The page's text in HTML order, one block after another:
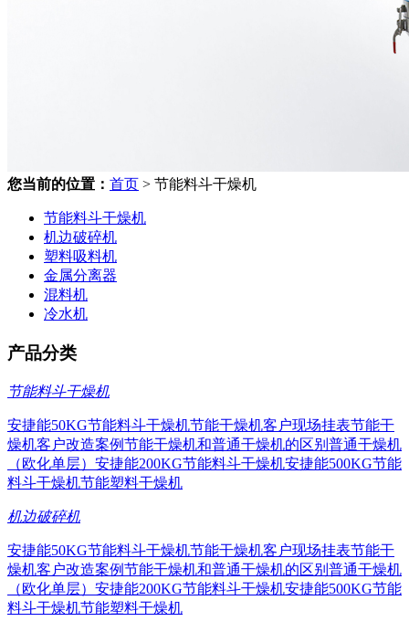
您当前的位置： 首页 > 节能料斗干燥机
节能料斗干燥机
机边破碎机
塑料吸料机
金属分离器
混料机
冷水机
产品分类
节能料斗干燥机
安捷能50KG节能料斗干燥机节能干燥机客户现场挂表节能干
燥机客户改造案例节能干燥机和普通干燥机的区别 普通干燥机
（欧化单层） 安捷能200KG节能料斗干燥机安捷能500KG节能
料斗干燥机节能塑料干燥机
机边破碎机
安捷能50KG节能料斗干燥机节能干燥机客户现场挂表节能干
燥机客户改造案例节能干燥机和普通干燥机的区别 普通干燥机
（欧化单层） 安捷能200KG节能料斗干燥机安捷能500KG节能
料斗干燥机节能塑料干燥机